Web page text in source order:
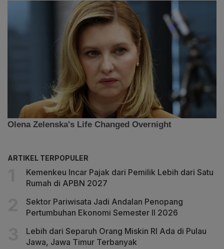
ARTIKEL TERPOPULER
Kemenkeu Incar Pajak dari Pemilik Lebih dari Satu
Rumah di APBN 2027
Sektor Pariwisata Jadi Andalan Penopang
Pertumbuhan Ekonomi Semester II 2026
Lebih dari Separuh Orang Miskin RI Ada di Pulau
Jawa, Jawa Timur Terbanyak